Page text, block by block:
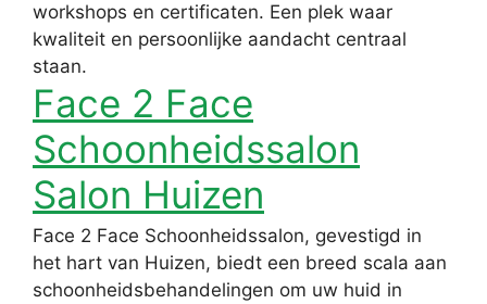
workshops en certificaten. Een plek waar
kwaliteit en persoonlijke aandacht centraal
staan.
Face 2 Face
Schoonheidssalon
Salon Huizen
Face 2 Face Schoonheidssalon, gevestigd in
het hart van Huizen, biedt een breed scala aan
schoonheidsbehandelingen om uw huid in